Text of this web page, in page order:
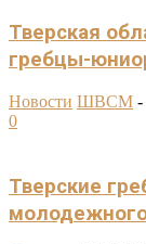
Тверская
гребцы-
Новости ШВСМ -
0
Тверские